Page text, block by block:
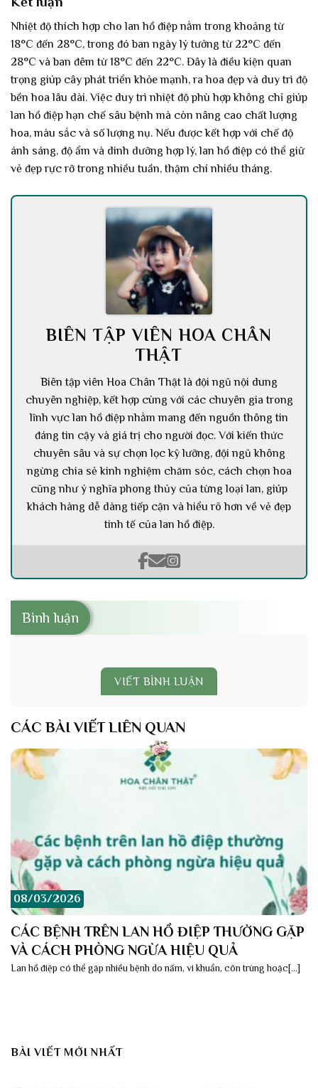
Nhiệt độ thích hợp cho lan hồ điệp nằm trong khoảng từ
18°C đến 28°C, trong đó ban ngày lý tưởng từ 22°C đến
28°C và ban đêm từ 18°C đến 22°C. Đây là điều kiện quan
trọng giúp cây phát triển khỏe mạnh, ra hoa đẹp và duy trì độ
bền hoa lâu dài. Việc duy trì nhiệt độ phù hợp không chỉ giúp
lan hồ điệp hạn chế sâu bệnh mà còn nâng cao chất lượng
hoa, màu sắc và số lượng nụ. Nếu được kết hợp với chế độ
ánh sáng, độ ẩm và dinh dưỡng hợp lý, lan hồ điệp có thể giữ
vẻ đẹp rực rỡ trong nhiều tuần, thậm chí nhiều tháng.
BIÊN TẬP VIÊN HOA CHÂN
THẬT
Biên tập viên Hoa Chân Thật là đội ngũ nội dung
chuyên nghiệp, kết hợp cùng với các chuyên gia trong
lĩnh vực lan hồ điệp nhằm mang đến nguồn thông tin
đáng tin cậy và giá trị cho người đọc. Với kiến thức
chuyên sâu và sự chọn lọc kỹ lưỡng, đội ngũ không
ngừng chia sẻ kinh nghiệm chăm sóc, cách chọn hoa
cũng như ý nghĩa phong thủy của từng loại lan, giúp
khách hàng dễ dàng tiếp cận và hiểu rõ hơn về vẻ đẹp
tinh tế của lan hồ điệp.
Bình luận
VIẾT BÌNH LUẬN
CÁC BÀI VIẾT LIÊN QUAN
CÁC BỆNH TRÊN LAN HỒ ĐIỆP THƯỜNG GẶP
VÀ CÁCH PHÒNG NGỪA HIỆU QUẢ
08/03/2026
Lan hồ điệp có thể gặp nhiều bệnh do nấm, vi khuẩn, côn trùng hoặc[...]
BÀI VIẾT MỚI NHẤT